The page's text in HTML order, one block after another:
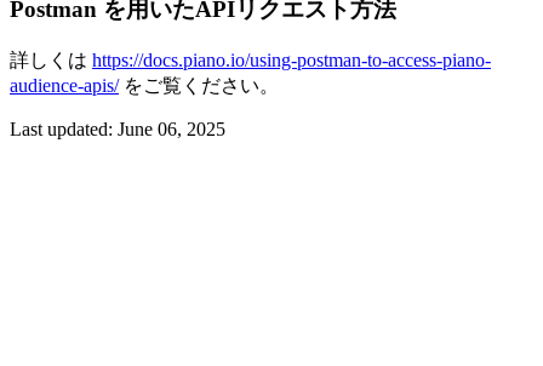
Postman を用いたAPIリクエスト方法
詳しくは https://docs.piano.io/using-postman-to-access-piano-
audience-apis/をご覧ください。
Last updated: June 06, 2025